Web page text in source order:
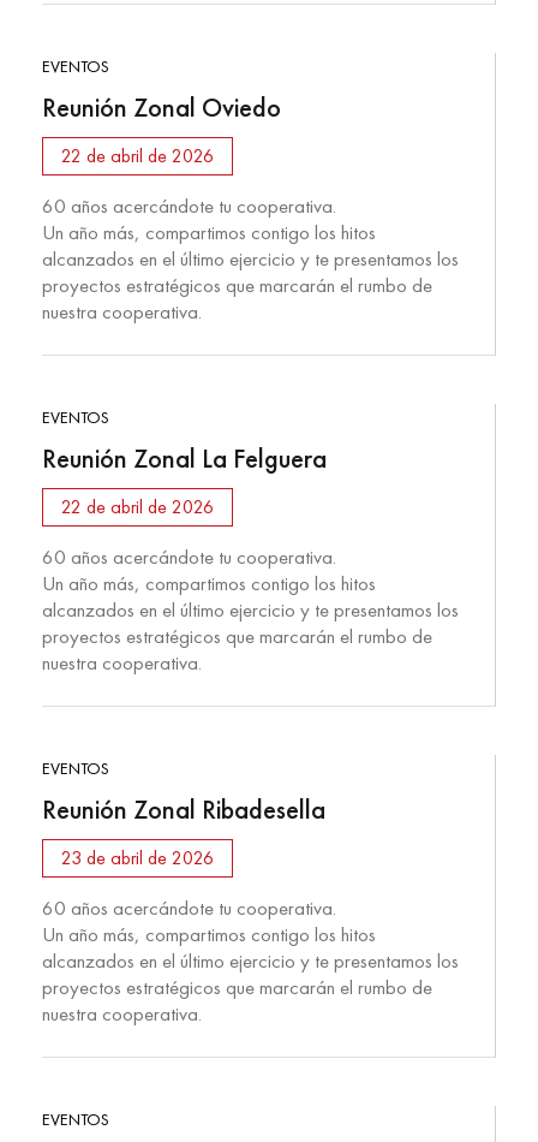
EVENTOS
Reunión Zonal Oviedo
22 de abril de 2026
60 años acercándote tu cooperativa.
Un año más, compartimos contigo los hitos
alcanzados en el último ejercicio y te presentamos los
proyectos estratégicos que marcarán el rumbo de
nuestra cooperativa.
EVENTOS
Reunión Zonal La Felguera
22 de abril de 2026
60 años acercándote tu cooperativa.
Un año más, compartimos contigo los hitos
alcanzados en el último ejercicio y te presentamos los
proyectos estratégicos que marcarán el rumbo de
nuestra cooperativa.
EVENTOS
Reunión Zonal Ribadesella
23 de abril de 2026
60 años acercándote tu cooperativa.
Un año más, compartimos contigo los hitos
alcanzados en el último ejercicio y te presentamos los
proyectos estratégicos que marcarán el rumbo de
nuestra cooperativa.
EVENTOS